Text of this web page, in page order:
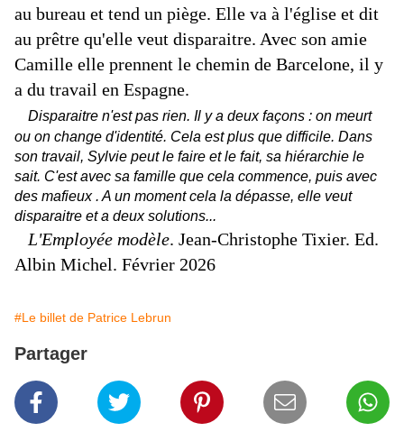
au bureau et tend un piège. Elle va à l'église et dit
au prêtre qu'elle veut disparaitre. Avec son amie
Camille elle prennent le chemin de Barcelone, il y
a du travail en Espagne.
Disparaitre n'est pas rien. Il y a deux façons : on meurt
ou on change d'identité. Cela est plus que difficile. Dans
son travail, Sylvie peut le faire et le fait, sa hiérarchie le
sait. C'est avec sa famille que cela commence, puis avec
des mafieux . A un moment cela la dépasse, elle veut
disparaitre et a deux solutions...
L'Employée modèle. Jean-Christophe Tixier. Ed.
Albin Michel. Février 2026
#Le billet de Patrice Lebrun
Partager